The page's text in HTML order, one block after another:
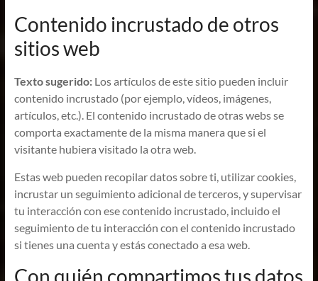
Contenido incrustado de otros
sitios web
Texto sugerido: Los artículos de este sitio pueden incluir
contenido incrustado (por ejemplo, vídeos, imágenes,
artículos, etc.). El contenido incrustado de otras webs se
comporta exactamente de la misma manera que si el
visitante hubiera visitado la otra web.
Estas web pueden recopilar datos sobre ti, utilizar cookies,
incrustar un seguimiento adicional de terceros, y supervisar
tu interacción con ese contenido incrustado, incluido el
seguimiento de tu interacción con el contenido incrustado
si tienes una cuenta y estás conectado a esa web.
Con quién compartimos tus datos